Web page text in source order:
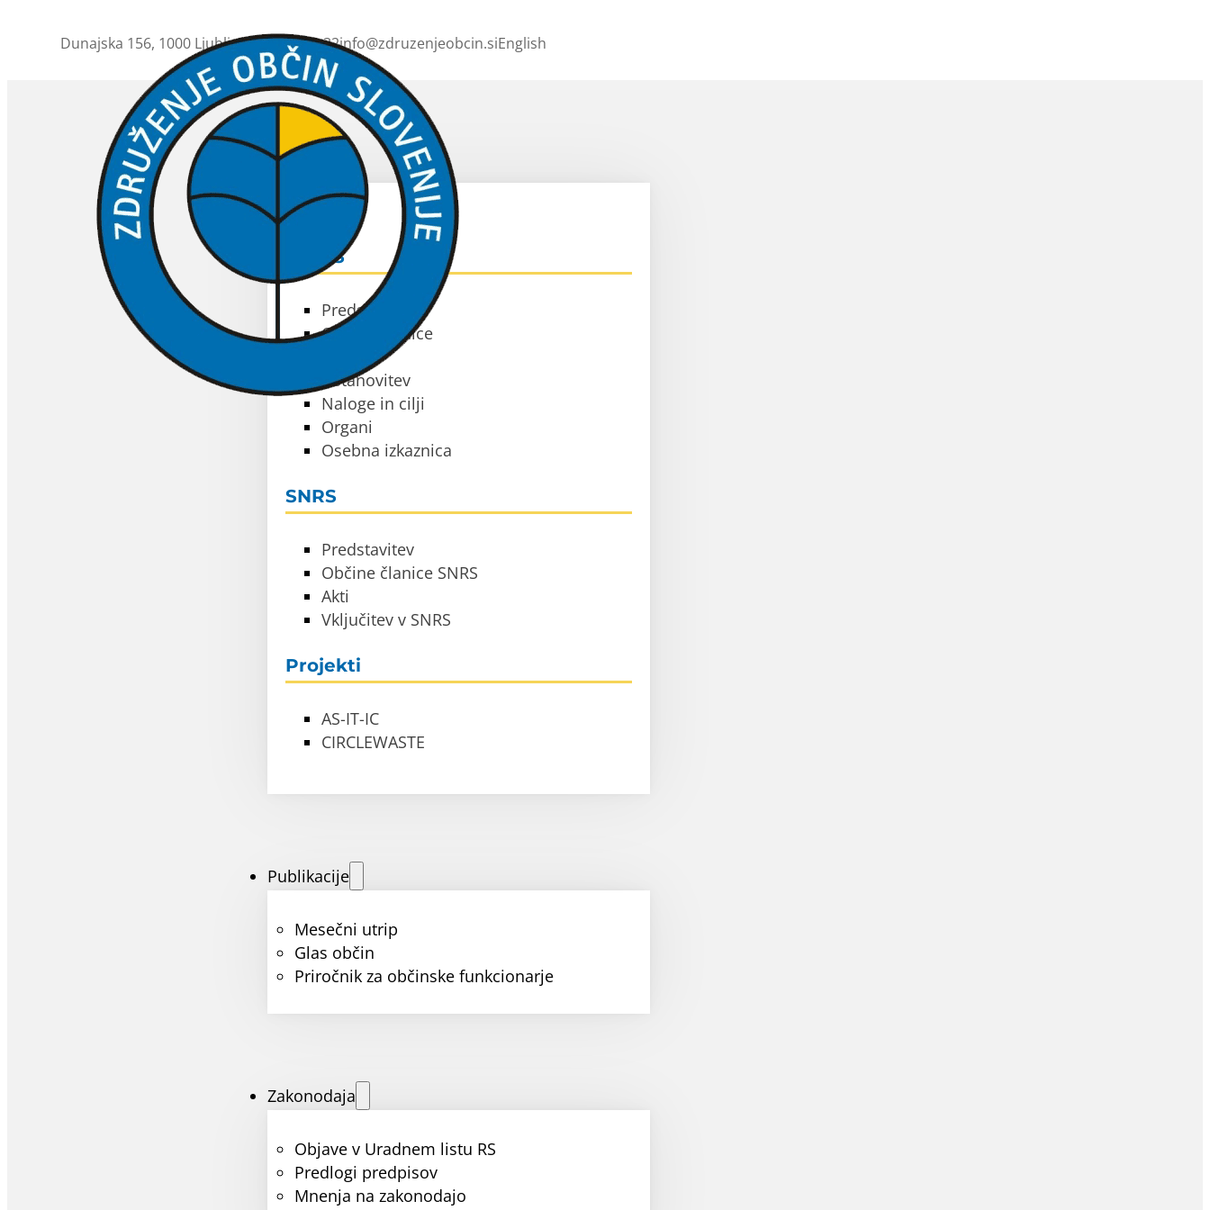
Dunajska 156, 1000 Ljubljana01 230 63 32info@zdruzenjeobcin.siEnglish
ZOS
O ZOS
Predstavitev
Občine članice
Ustanovitev
Naloge in cilji
Organi
Osebna izkaznica
SNRS
Predstavitev
Občine članice SNRS
Akti
Vključitev v SNRS
Projekti
AS-IT-IC
CIRCLEWASTE
Publikacije
Mesečni utrip
Glas občin
Priročnik za občinske funkcionarje
Zakonodaja
Objave v Uradnem listu RS
Predlogi predpisov
Mnenja na zakonodajo